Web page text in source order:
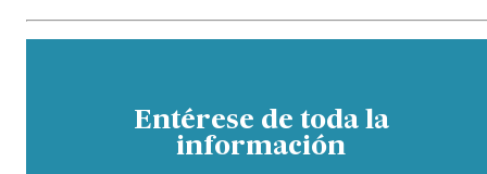
Entérese de toda la
información